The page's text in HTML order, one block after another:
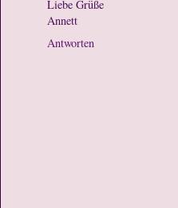
Liebe Grüße
Annett
Antworten